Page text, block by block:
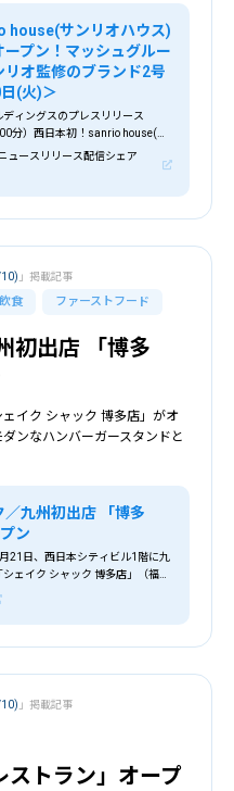
house(サンリオハウス)
プン！マッシュグルー
リオ監修のブランド2号
(火)＞
ィングスのプレスリリース
分）西日本初！sanrio house(サ
阪にオープン！マッシュグループ
のブランド2号店が誕生＜6月30日
ュースリリース配信シェア
飲食 ファーストフード
」掲載記事
初出店 「博多
イク シャック 博多店」がオ
ンなハンバーガースタンドと
九州初出店 「博多
ン
21日、西日本シティビル1階に九
ェイク シャック 博多店」（福岡
。 シェイク シャックはニューヨ
ンバーガ
」掲載記事
ストラン」オープ